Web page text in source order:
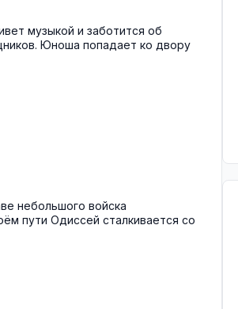
музыкой и заботится об
Юноша попадает ко двору
небольшого войска
пути Одиссей сталкивается со